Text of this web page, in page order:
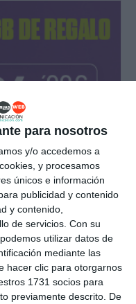
para nosotros
y/o accedemos a
y procesamos
únicos e información
publicidad y contenido
y contenido,
de servicios. Con su
utilizar datos de
mediante las
hacer clic para otorgarnos
1731 socios para
previamente descrito. De